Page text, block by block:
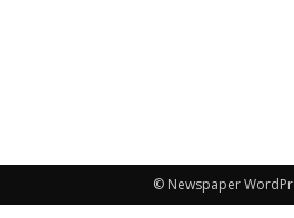
© Newspaper